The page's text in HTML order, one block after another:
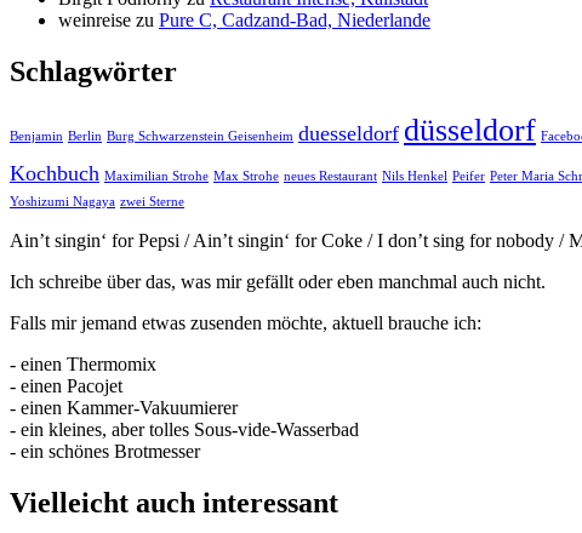
weinreise zu Pure C, Cadzand-Bad, Niederlande
Schlagwörter
Benjamin Berlin Burg Schwarzenstein Geisenheim duesseldorf düsseldorf
Kochbuch Maximilian Strohe Max Strohe neues Restaurant Nils Henkel Peifer Peter Maria
Yoshizumi Nagaya zwei Sterne
Ain’t singin‘ for Pepsi / Ain’t singin‘ for Coke / I don’t sing for nobody /
Ich schreibe über das, was mir gefällt oder eben manchmal auch nicht.
Falls mir jemand etwas zusenden möchte, aktuell brauche ich:
- einen Thermomix
- einen Pacojet
- einen Kammer-Vakuumierer
- ein kleines, aber tolles Sous-vide-Wasserbad
- ein schönes Brotmesser
Vielleicht auch interessant